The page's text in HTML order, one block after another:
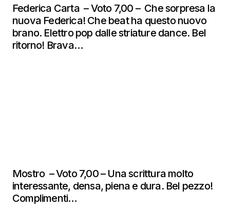
Federica Carta – Voto 7,00 – Che sorpresa la
nuova Federica! Che beat ha questo nuovo
brano. Elettro pop dalle striature dance. Bel
ritorno! Brava…
Mostro – Voto 7,00 – Una scrittura molto
interessante, densa, piena e dura. Bel pezzo!
Complimenti…